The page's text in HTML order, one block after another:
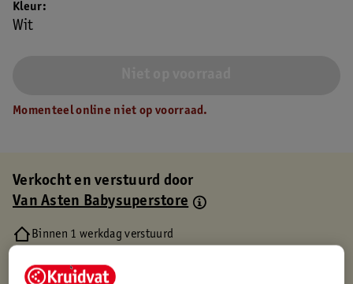
Kleur
Wit
Momenteel online niet op voorraad.
Verkocht en verstuurd door
Van Asten Babysuperstore
Binnen 1 werkdag verstuurd
Gratis retourneren via verkooppartner.